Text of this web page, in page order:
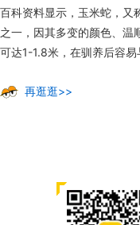
百科资料显示，玉米蛇，又
之一，因其多变的颜色、温
可达1-1.8米，在驯养后容易
再逛逛>>